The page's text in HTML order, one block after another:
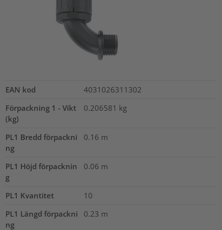
EAN kod
4031026311302
Förpackning 1 - Vikt
(kg)
0.206581 kg
PL1 Bredd förpackni
ng
0.16 m
PL1 Höjd förpacknin
g
0.06 m
PL1 Kvantitet
10
PL1 Längd förpackni
ng
0.23 m